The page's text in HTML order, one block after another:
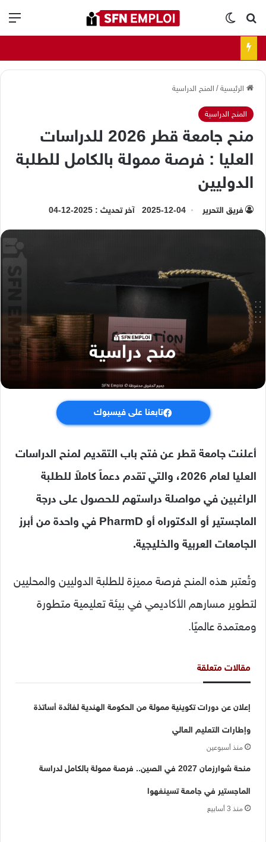
بحث عنالوضع المظلم
الرئيسية/ المنح الدراسية
المنح الدراسية
منح جامعة قطر 2026 للدراسات
العليا : فرصة ممولة بالكامل للطلبة
الدوليين
فريق التحرير 2025-12-04 آخر تحديث : 2025-12-04
تابعنا على فيسبوك
أعلنت جامعة قطر عن فتح باب التقديم لمنح الدراسات
العليا لعام 2026، والتي تقدم دعماً كاملاً للطلبة
الراغبين في مواصلة دراستهم للحصول على درجة
الماجستير أو الدكتوراه أو PharmD في واحدة من أبرز
الجامعات العربية والخليجية.
وتُعتبر هذه المنح فرصة مميزة للطلبة الدوليين والمحليين
لتطوير مسارهم الأكاديمي في بيئة تعليمية متطورة
ومعتمدة عالميًا.
مقالات متعلقة
إعلان عن دورات تكوينية ممولة من الحكومة الهندية لفائدة أساتذة
وإطارات التعليم العالي
منذ أسبوعين
منحة شوارزمان 2027 في الصين.. فرصة ممولة بالكامل لدراسة
الماجستير في جامعة تسينغهوا
منذ 3 أسابيع